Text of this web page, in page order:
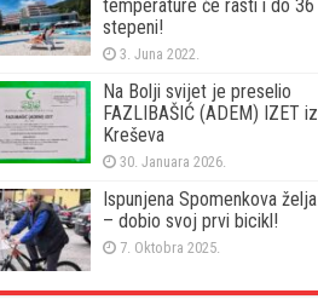
temperature će rasti i do 36
stepeni!
3. Juna 2022.
Na Bolji svijet je preselio
FAZLIBAŠIĆ (ADEM) IZET iz
Kreševa
30. Januara 2026.
Ispunjena Spomenkova želja
– dobio svoj prvi bicikl!
7. Oktobra 2025.